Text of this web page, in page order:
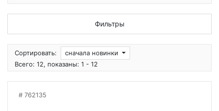
Фильтры
Сортировать:
сначала новинки
Всего: 12, показаны: 1 - 12
762135